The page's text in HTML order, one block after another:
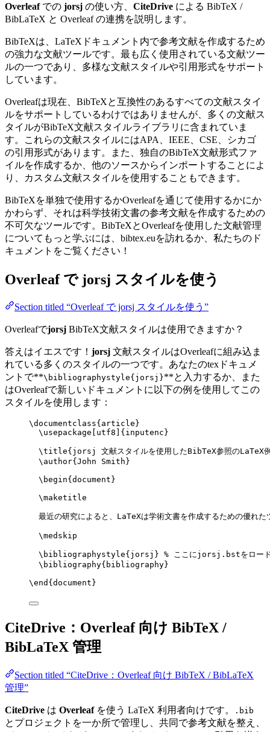
Overleafでの jorsj の使い方、 CiteDrive による BibTeX /
BibLaTeX と Overleaf の連携を説明します。
BibTeXは、LaTeXドキュメント内で参考文献を作成するため
の強力な文献ツールです。最も広く使用されている文献ツー
ルの一つであり、多様な文献スタイルや引用形式をサポート
しています。
Overleafは現在、BibTeXと互換性のあるすべての文献スタイ
ルをサポートしているわけではありませんが、多くの文献ス
タイルがBibTeX文献スタイルライブラリに含まれていま
す。これらの文献スタイルにはAPA、IEEE、CSE、シカゴ
の引用形式があります。また、独自のBibTeX文献形式ファ
イルを作成するか、他のソースからインポートすることによ
り、カスタム文献スタイルを使用することもできます。
BibTeXを単独で使用するかOverleafを通じて使用するかにか
かわらず、それは科学技術文書の参考文献を作成するための
不可欠なツールです。BibTeXとOverleafを使用した文献管理
についてもっと学ぶには、bibtex.euを訪れるか、私たちのド
キュメントをご覧ください！
Overleaf で jorsj スタイルを使う
Section titled “Overleaf で jorsj スタイルを使う”
Overleafでjorsj BibTeX文献スタイルは使用できますか？
答えはイエスです！ jorsj 文献スタイルはOverleafに組み込ま
れている多くのスタイルの一つです。あなたのtexドキュメ
ントで**\bibliographystyle{jorsj}**と入力するか、また
はOverleafで新しいドキュメントに以下の例を使用してこの
スタイルを使用します：
\documentclass{ article }
\usepackage
utf8 ]{ inputenc }
\title{jorsj 文献スタイルを使用したBibTeX参照のLaTeX
\author{John Smith}
\begin{ document }
\maketitle
最近の研究によると、LaTeXは学術文書を作成するための優れ
\medskip
\bibliographystyle{jorsj} % ここにjorsj.bstをロー
\bibliography{bibliography}
\end { document }
CiteDrive：Overleaf 向け BibTeX /
BibLaTeX 管理
Section titled “CiteDrive：Overleaf 向け BibTeX / BibLaTeX
管理”
CiteDrive は Overleafを使う LaTeX 利用者向けです。 .bib
とプロジェクトを一か所で管理し、共同で参考文献を整え、